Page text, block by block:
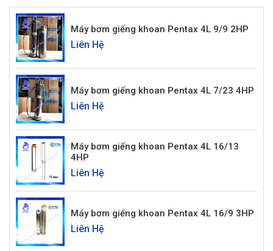
Máy bơm giếng khoan Pentax 4L 9/9 2HP
Liên Hệ
Máy bơm giếng khoan Pentax 4L 7/23 4HP
Liên Hệ
Máy bơm giếng khoan Pentax 4L 16/13
4HP
Liên Hệ
Máy bơm giếng khoan Pentax 4L 16/9 3HP
Liên Hệ